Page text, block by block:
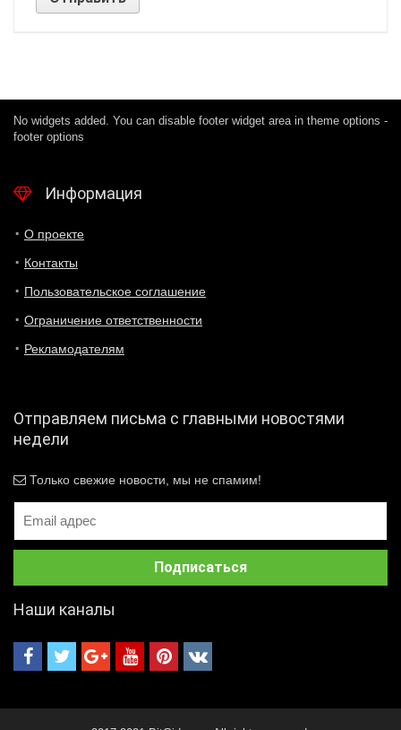
No widgets added. You can disable footer widget area in theme options -
footer options
Информация
О проекте
Контакты
Пользовательское соглашение
Ограничение ответственности
Рекламодателям
Отправляем письма с главными новостями
недели
Только свежие новости, мы не спамим!
Наши каналы